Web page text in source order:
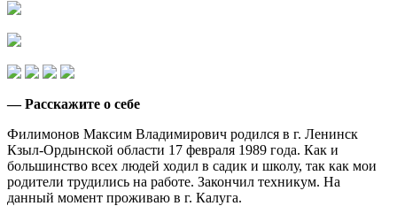
— Расскажите о себе
Филимонов Максим Владимирович родился в г. Ленинск
Кзыл-Ордынской области 17 февраля 1989 года. Как и
большинство всех людей ходил в садик и школу, так как мои
родители трудились на работе. Закончил техникум. На
данный момент проживаю в г. Калуга.